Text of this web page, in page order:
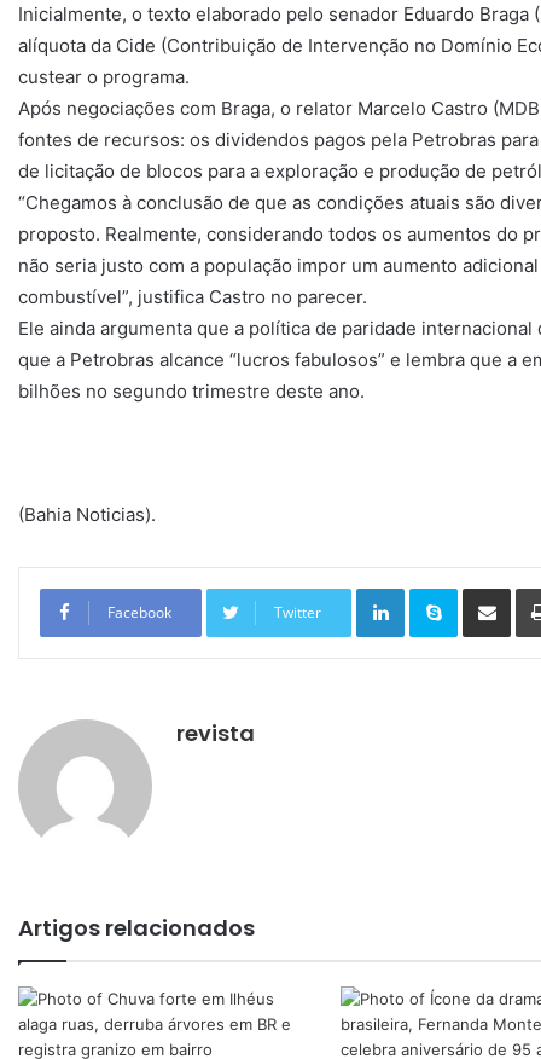
Inicialmente, o texto elaborado pelo senador Eduardo Braga
alíquota da Cide (Contribuição de Intervenção no Domínio
custear o programa.
Após negociações com Braga, o relator Marcelo Castro
fontes de recursos: os dividendos pagos pela Petrobras
de licitação de blocos para a exploração e produção de
“Chegamos à conclusão de que as condições atuais são
proposto. Realmente, considerando todos os aumentos do
não seria justo com a população impor um aumento
combustível”, justifica Castro no parecer.
Ele ainda argumenta que a política de paridade
que a Petrobras alcance “lucros fabulosos” e lembra que a
bilhões no segundo trimestre deste ano.
(Bahia Noticias).
Facebook Twitter
Linkedin Skype
revista
Artigos relacionados